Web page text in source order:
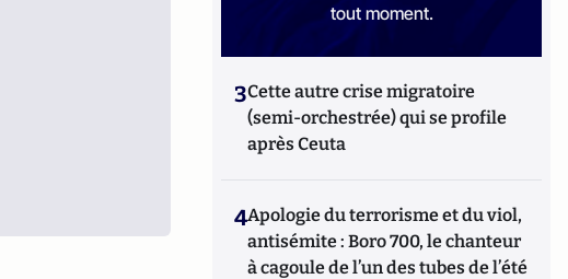
tout moment.
3Cette autre crise migratoire
(semi-orchestrée) qui se profile
après Ceuta
4Apologie du terrorisme et du viol,
antisémite : Boro 700, le chanteur
à cagoule de l’un des tubes de l’été